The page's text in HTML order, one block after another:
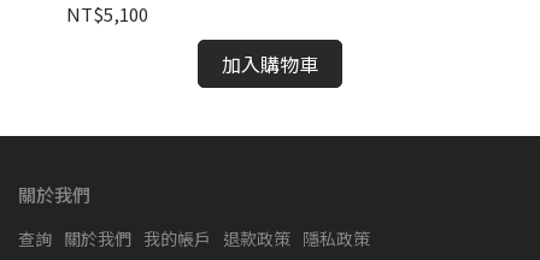
NT$5,100
加入購物車
關於我們
查詢 關於我們 我的帳戶 退款政策 隱私政策